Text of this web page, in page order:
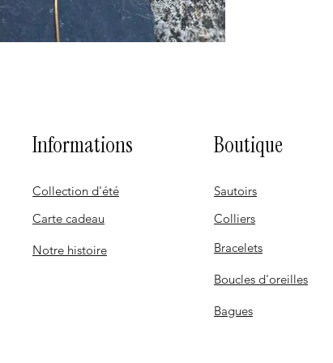
Informations Boutique
Collection d'été Sautoirs
Carte cadeau
Notre histoire
Colliers
Bracelets
Boucles d'oreilles
Bagues